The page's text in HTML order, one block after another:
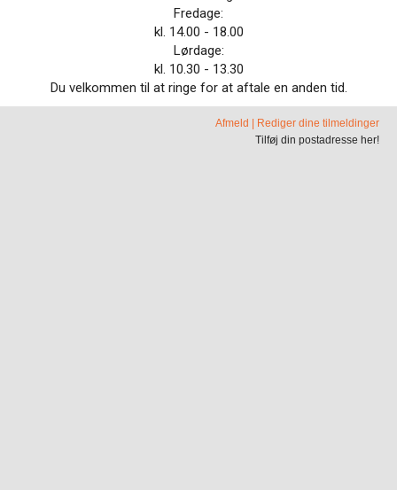
Fredage:
kl. 14.00 - 18.00
Lørdage:
kl. 10.30 - 13.30
Du velkommen til at ringe for at aftale en anden tid.
Afmeld
Rediger dine tilmeldinger
Tilføj din postadresse her!